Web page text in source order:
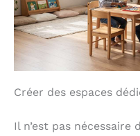
Créer des espaces
Il n’est pas